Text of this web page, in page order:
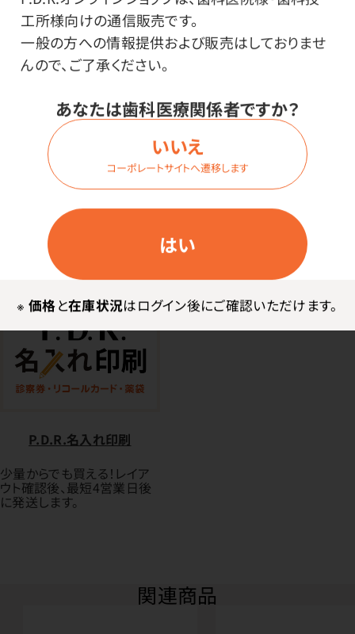
工所様向けの通信販売です。
一般の方への情報提供および販売はしておりませ
んので、ご了承ください。
あなたは歯科医療関係者ですか？
はい
いいえ
コーポレートサイトへ遷移します
※ 価格と在庫状況はログイン後にご確認いただけます。
●日本製
使用上の注意
※商品の色味は印刷の時期により多少変わる可能性が
ございますので、ご了承ください。
P.D.R.名入れ印刷
少量からでも買える！レイア
ウト確認後、最短4営業日後
に発送します。
関連商品